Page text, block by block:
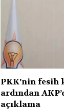
PKK’nin fesih
ardından
açıklama